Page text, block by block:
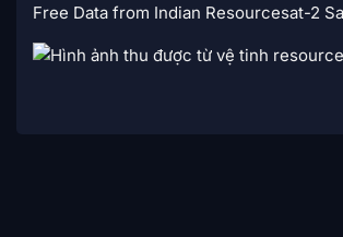
Free Data from Indian Resourcesat-2